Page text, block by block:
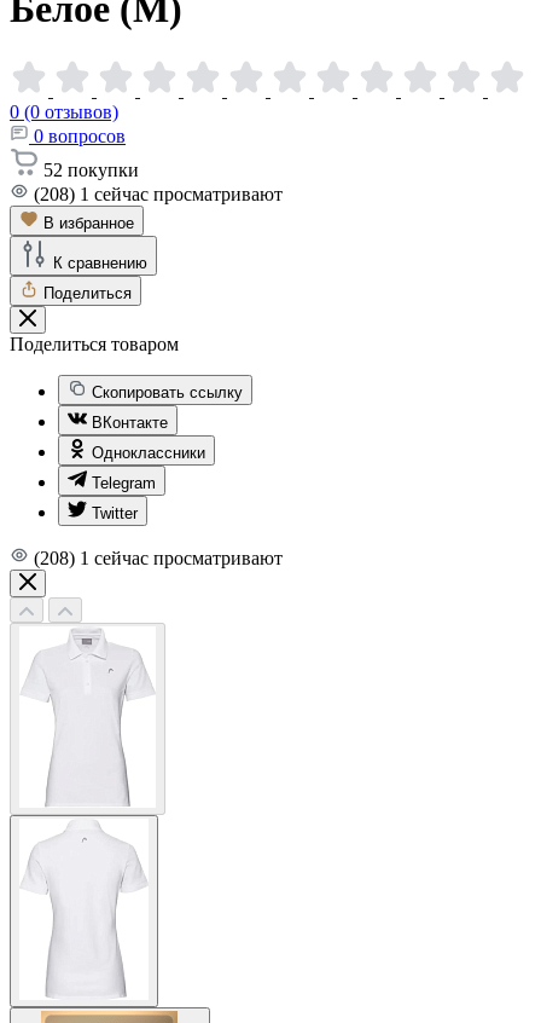
Белое (M)
0 (0 отзывов)
0 вопросов
52 покупки
(208) 1 сейчас просматривают
В избранное
К сравнению
Поделиться
Поделиться товаром
Скопировать ссылку
ВКонтакте
Одноклассники
Telegram
Twitter
(208) 1 сейчас просматривают